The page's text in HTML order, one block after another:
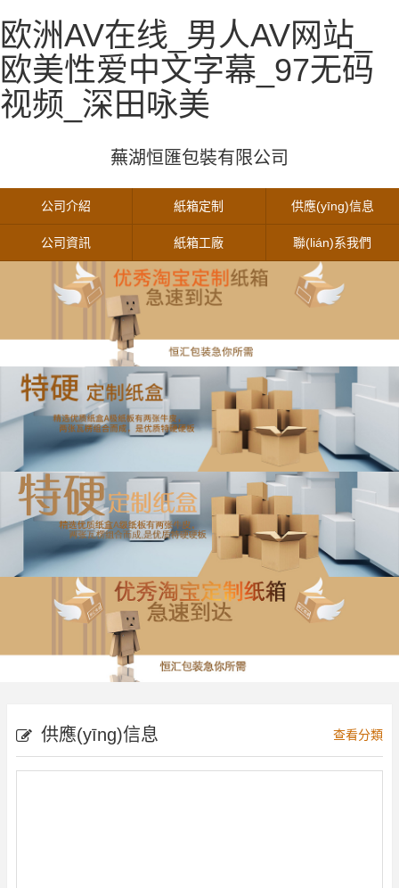
欧洲AV在线_男人AV网站_
欧美性爱中文字幕_97无码
视频_深田咏美
蕪湖恒匯包裝有限公司
公司介紹 紙箱定制 供應(yīng)信息
公司資訊 紙箱工廠 聯(lián)系我們
供應(yīng)信息 查看分類